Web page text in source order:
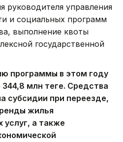
руководителя управления
и социальных программ
выполнение квоты
государственной
программы в этом году
млн теңге. Средства
субсидии при переезде,
жилья
услуг, а также